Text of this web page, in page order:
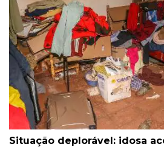
Situação deplorável: idosa